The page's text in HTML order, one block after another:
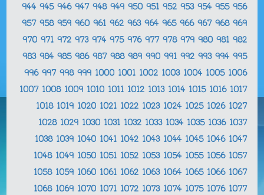
944 945 946 947 948 949 950 951 952 953 954 955 956
957 958 959 960 961 962 963 964 965 966 967 968 969
970 971 972 973 974 975 976 977 978 979 980 981 982
983 984 985 986 987 988 989 990 991 992 993 994 995
996 997 998 999 1000 1001 1002 1003 1004 1005 1006
1007 1008 1009 1010 1011 1012 1013 1014 1015 1016 1017
1018 1019 1020 1021 1022 1023 1024 1025 1026 1027
1028 1029 1030 1031 1032 1033 1034 1035 1036 1037
1038 1039 1040 1041 1042 1043 1044 1045 1046 1047
1048 1049 1050 1051 1052 1053 1054 1055 1056 1057
1058 1059 1060 1061 1062 1063 1064 1065 1066 1067
1068 1069 1070 1071 1072 1073 1074 1075 1076 1077